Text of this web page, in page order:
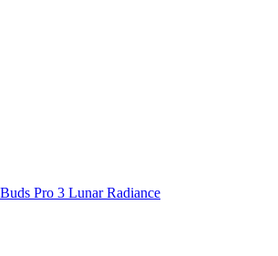
Pro 3 Lunar Radiance